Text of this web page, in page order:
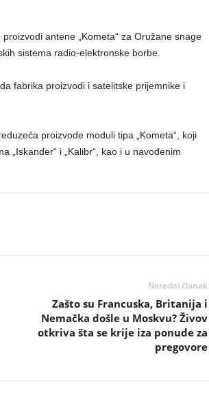
antene „Kometa“ za Oružane snage
sistema radio-elektronske borbe.
fabrika proizvodi i satelitske prijemnike i
proizvode moduli tipa „Kometa“, koji
„Iskander“ i „Kalibr“, kao i u navođenim
Naredni članak
Zašto su Francuska, Britanija i
Nemačka došle u Moskvu? Živov
otkriva šta se krije iza ponude za
pregovore